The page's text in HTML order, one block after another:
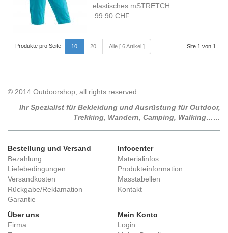
elastisches mSTRETCH ...
99.90 CHF
Produkte pro Seite 10 20 Alle [ 6 Artikel ] Site 1 von 1
© 2014 Outdoorshop, all rights reserved…
Ihr Spezialist für Bekleidung und Ausrüstung für Outdoor,
Trekking, Wandern, Camping, Walking……
Bestellung und Versand
Bezahlung
Liefebedingungen
Versandkosten
Rückgabe/Reklamation
Garantie
Infocenter
Materialinfos
Produkteinformation
Masstabellen
Kontakt
Über uns
Firma
Mein Konto
Login